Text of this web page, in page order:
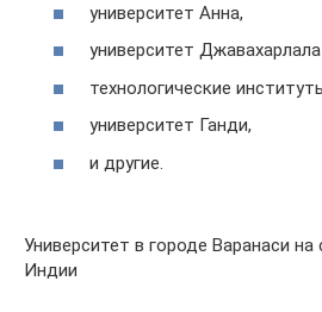
университет Анна,
университет Джавахарлала
технологические
университет Ганди,
и другие.
Университет в городе Варанаси
Индии